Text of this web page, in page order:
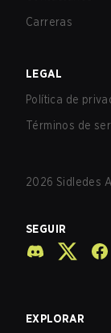
Carreras
LEGAL
Política de
Términos de
2026 Sidledes
SEGUIR
EXPLORAR